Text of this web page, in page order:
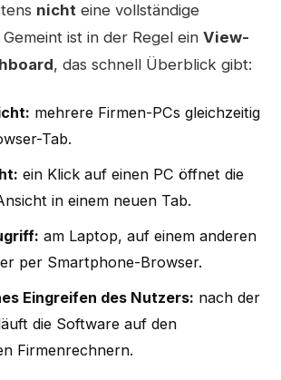
nicht eine vollständige
ist in der Regel ein View-
, das schnell Überblick gibt:
mehrere Firmen-PCs gleichzeitig
Tab.
ein Klick auf einen PC öffnet die
in einem neuen Tab.
am Laptop, auf einem anderen
per Smartphone-Browser.
Eingreifen des Nutzers: nach der
die Software auf den
Firmenrechnern.